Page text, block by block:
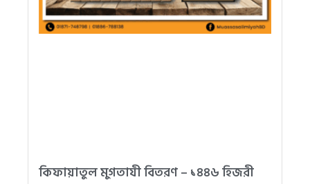
কিফায়াতুল মুগতাযী বিতরণ – ১৪৪৬ হিজরী